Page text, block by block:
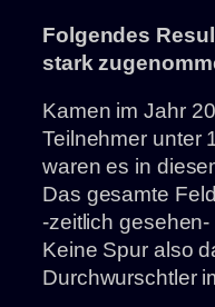
Folgendes
stark
Kamen im Jahr
Teilnehmer unter
waren es in
Das gesamte
-zeitlich
Keine Spur also
Durchwurschtler